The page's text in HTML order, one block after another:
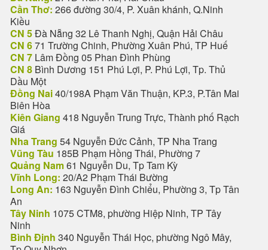
Cần Thơ: 266 đường 30/4, P. Xuân khánh, Q.Ninh
Kiều
CN 5Đà Nẵng 32 Lê Thanh Nghị, Quận Hải Châu
CN 671 Trường Chinh, Phường Xuân Phú, TP Huế
CN 7 Lâm Đồng 05 Phan Đình Phùng
CN 8 Bình Dương 151 Phú Lợi, P. Phú Lợi, Tp. Thủ
Dầu Một
Đồng Nai40/198A Phạm Văn Thuận, KP.3, P.Tân Mai
Biên Hòa
Kiên Giang 418 Nguyễn Trung Trực, Thành phố Rạch
Giá
Nha Trang 54 Nguyễn Đức Cảnh, TP Nha Trang
Vũng Tàu 185B Phạm Hồng Thái, Phường 7
Quảng Nam61 Nguyễn Du, Tp Tam Kỳ
Vĩnh Long: 20/A2 Phạm Thái Bường
Long An: 163 Nguyễn Đình Chiểu, Phường 3, Tp Tân
An
Tây Ninh 1075 CTM8, phường Hiệp Ninh, TP Tây
Ninh
Bình Định 340 Nguyễn Thái Học, phường Ngô Mây,